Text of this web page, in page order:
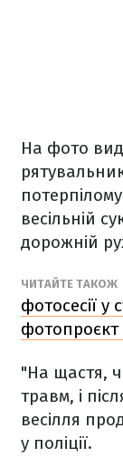
На фото
весільній
дорожній
ЧИТАЙТЕ ТАКОЖ
фотосесії у
фотопроєкт
"На щастя,
травм, і
весілля
у поліції.